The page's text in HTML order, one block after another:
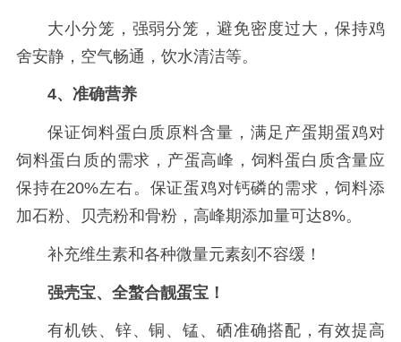
大小分笼，强弱分笼，避免密度过大，保持鸡
舍安静，空气畅通，饮水清洁等。
4、准确营养
保证饲料蛋白质原料含量，满足产蛋期蛋鸡对
饲料蛋白质的需求，产蛋高峰，饲料蛋白质含量应
保持在20%左右。保证蛋鸡对钙磷的需求，饲料添
加石粉、贝壳粉和骨粉，高峰期添加量可达8%。
补充维生素和各种微量元素刻不容缓！
强壳宝、全螯合靓蛋宝！
有机铁、锌、铜、锰、硒准确搭配，有效提高